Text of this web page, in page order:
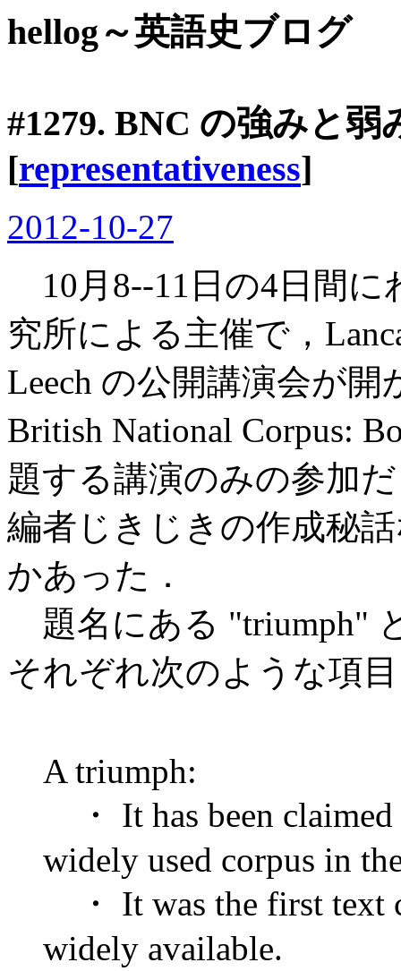
hellog～英語史ブログ
#1279. BNC の強みと弱
[representativeness]
2012-10-27
10月8--11日の4日間に
究所による主催で，
Leech の公開講演会が
British National Corpus:
題する講演のみの参加
編者じきじきの作成秘
かあった．
題名にある "triumph"
それぞれ次のような項
A triumph:
・ It has been
widely used corpus in
・ It was the first text
widely available.